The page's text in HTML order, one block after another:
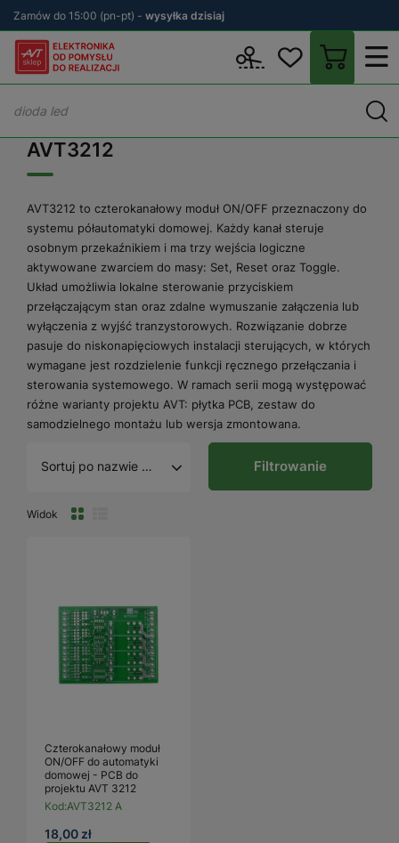
Zamów do 15:00 (pn-pt) - wysyłka dzisiaj
AVT3212
AVT3212 to czterokanałowy moduł ON/OFF przeznaczony do
systemu półautomatyki domowej. Każdy kanał steruje
osobnym przekaźnikiem i ma trzy wejścia logiczne
aktywowane zwarciem do masy: Set, Reset oraz Toggle.
Układ umożliwia lokalne sterowanie przyciskiem
przełączającym stan oraz zdalne wymuszanie załączenia lub
wyłączenia z wyjść tranzystorowych. Rozwiązanie dobrze
pasuje do niskonapięciowych instalacji sterujących, w których
wymagane jest rozdzielenie funkcji ręcznego przełączania i
sterowania systemowego. W ramach serii mogą występować
różne warianty projektu AVT: płytka PCB, zestaw do
samodzielnego montażu lub wersja zmontowana.
Sortuj po nazwie A - Z
Widok
Filtrowanie
Czterokanałowy moduł
ON/OFF do automatyki
domowej - PCB do
projektu AVT 3212
Kod:AVT3212 A
18,00 zł